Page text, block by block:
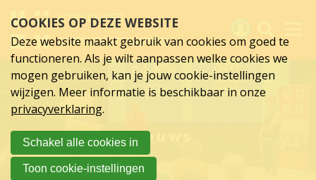
links
over
Spring
hoofd
inhoud
Spring
naar
hoofdnavigatie
Nieuws
Activiteiten
Nieuws
Verslagen
Sluit je aan
COOKIES OP DEZE WEBSITE
Deze website maakt gebruik van cookies om goed te
functioneren. Als je wilt aanpassen welke cookies we
mogen gebruiken, kan je jouw cookie-instellingen
wijzigen. Meer informatie is beschikbaar in onze
privacyverklaring.
Schakel alle cookies in
Toon cookie-instellingen